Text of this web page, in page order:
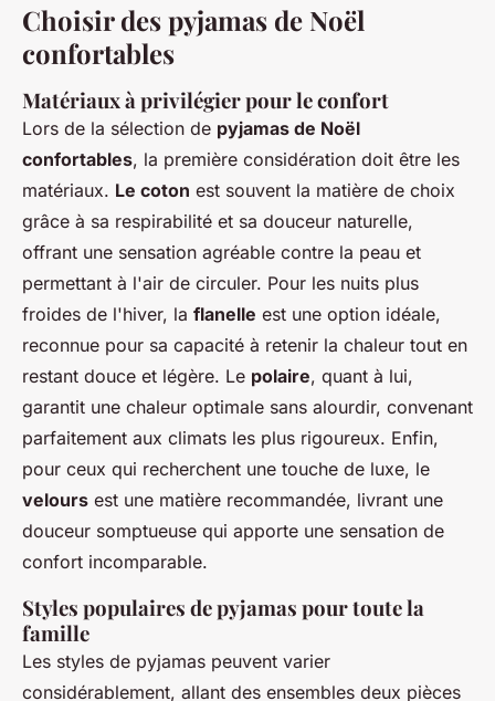
Choisir des pyjamas de Noël
confortables
Matériaux à privilégier pour le confort
Lors de la sélection de pyjamas de Noël
confortables, la première considération doit être les
matériaux. Le coton est souvent la matière de choix
grâce à sa respirabilité et sa douceur naturelle,
offrant une sensation agréable contre la peau et
permettant à l'air de circuler. Pour les nuits plus
froides de l'hiver, la flanelle est une option idéale,
reconnue pour sa capacité à retenir la chaleur tout en
restant douce et légère. Le polaire, quant à lui,
garantit une chaleur optimale sans alourdir, convenant
parfaitement aux climats les plus rigoureux. Enfin,
pour ceux qui recherchent une touche de luxe, le
velours est une matière recommandée, livrant une
douceur somptueuse qui apporte une sensation de
confort incomparable.
Styles populaires de pyjamas pour toute la
famille
Les styles de pyjamas peuvent varier
considérablement, allant des ensembles deux pièces